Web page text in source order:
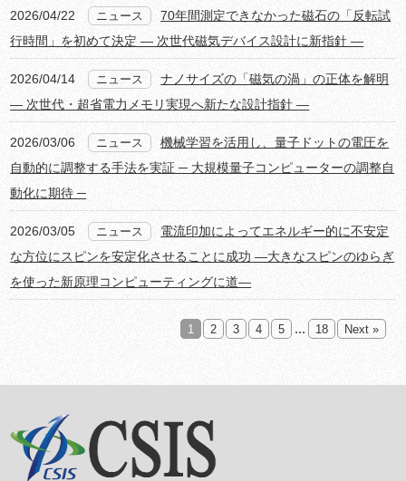
2026/04/22 ニュース
70年間測定できなかった磁石の「反転試
行時間」を初めて決定 ― 次世代磁気デバイス設計に新指針 ―
2026/04/14 ニュース
ナノサイズの「磁気の渦」の正体を解明
― 次世代・超省電力メモリ実現へ新たな設計指針 ―
2026/03/06 ニュース
機械学習を活用し、量子ドットの電圧を
自動的に調整する手法を実証 ─ 大規模量子コンピューターの調整自
動化に期待 ─
2026/03/05 ニュース
電流印加によってエネルギー的に不安定
な方位にスピンを安定化させることに成功 ―大きなスピンのゆらぎ
を使った新原理コンピューティングに道―
1 2 3 4 5 ... 18 Next »